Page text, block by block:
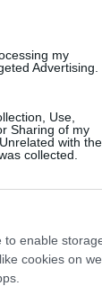
my
Advertising.
Use,
Sharing of my
with the
collected.
to enable
cookies on